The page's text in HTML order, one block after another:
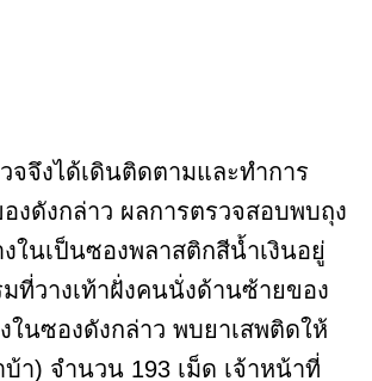
จจึงได้เดินติดตามและทำการ
งดังกล่าว ผลการตรวจสอบพบถุง
ในเป็นซองพลาสติกสีน้ำเงินอยู่
ที่วางเท้าฝั่งคนนั่งด้านซ้ายของ
ในซองดังกล่าว พบยาเสพติดให้
บ้า) จำนวน 193 เม็ด เจ้าหน้าที่